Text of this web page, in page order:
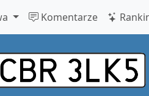
Komentarze